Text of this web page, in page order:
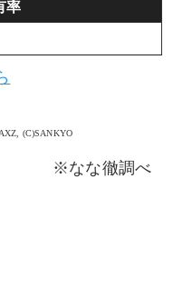
率
(C)SANKYO
※なな徹調べ